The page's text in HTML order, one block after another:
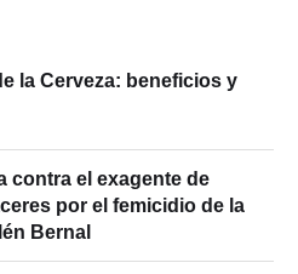
la Cerveza: beneficios y
contra el exagente de
por el femicidio de la
Bernal